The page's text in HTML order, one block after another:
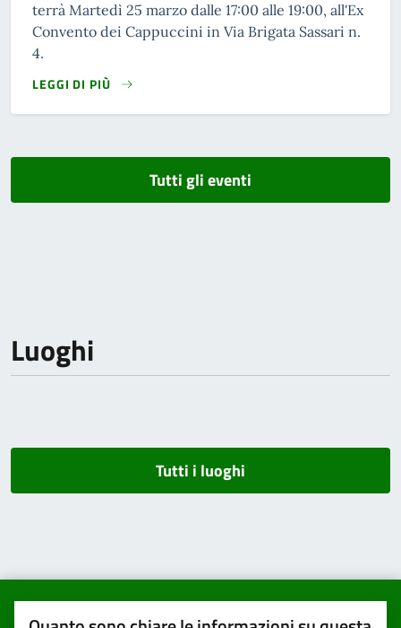
terrà Martedì 25 marzo dalle 17:00 alle 19:00, all'Ex
Convento dei Cappuccini in Via Brigata Sassari n.
4.
LEGGI DI PIÙ
Tutti gli eventi
Luoghi
Tutti i luoghi